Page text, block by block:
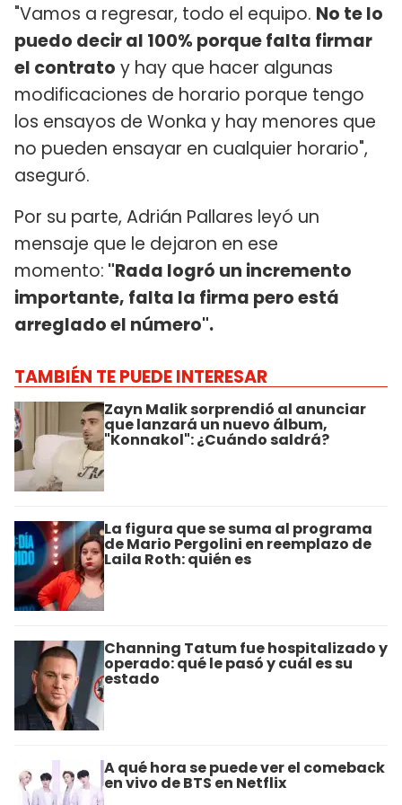
"Vamos a regresar, todo el equipo. No te lo
puedo decir al 100% porque falta firmar
el contrato y hay que hacer algunas
modificaciones de horario porque tengo
los ensayos de Wonka y hay menores que
no pueden ensayar en cualquier horario",
aseguró.
Por su parte, Adrián Pallares leyó un
mensaje que le dejaron en ese
momento: "Rada logró un incremento
importante, falta la firma pero está
arreglado el número".
TAMBIÉN TE PUEDE INTERESAR
Zayn Malik sorprendió al anunciar
que lanzará un nuevo álbum,
"Konnakol": ¿Cuándo saldrá?
La figura que se suma al programa
de Mario Pergolini en reemplazo de
Laila Roth: quién es
Channing Tatum fue hospitalizado y
operado: qué le pasó y cuál es su
estado
A qué hora se puede ver el comeback
en vivo de BTS en Netflix